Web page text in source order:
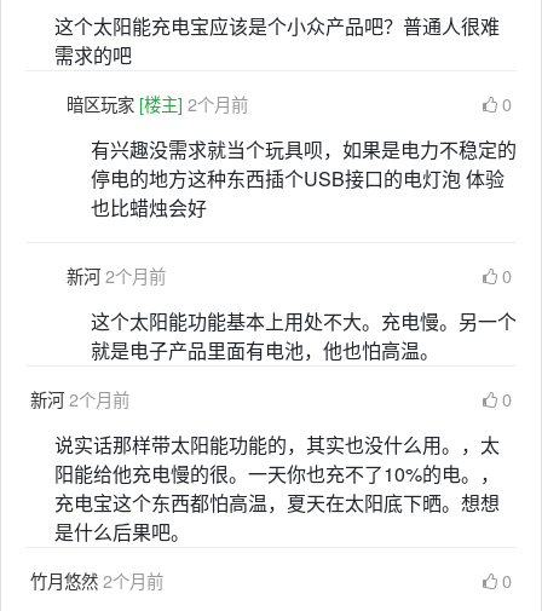
这个太阳能充电宝应该是个小众产品吧？普通人很难
需求的吧
暗区玩家 [楼主] 2个月前 0
有兴趣没需求就当个玩具呗，如果是电力不稳定的
停电的地方这种东西插个USB接口的电灯泡 体验
也比蜡烛会好
新河2个月前 0
这个太阳能功能基本上用处不大。充电慢。另一个
就是电子产品里面有电池，他也怕高温。
新河2个月前 0
说实话那样带太阳能功能的，其实也没什么用。，太
阳能给他充电慢的很。一天你也充不了10%的电。，
充电宝这个东西都怕高温，夏天在太阳底下晒。想想
是什么后果吧。
竹月悠然2个月前 0